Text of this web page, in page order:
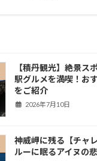
【積丹観光】絶景ス
駅グルメを満喫！お
をご紹介
2026年7月10日
神威岬に残る【チャ
ルーに眠るアイヌの